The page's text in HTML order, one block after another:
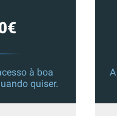
à boa
quiser.